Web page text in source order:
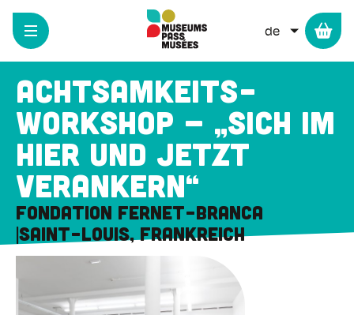
Direkt
Inhalt
WEITERE
Achtsamkeits-
Workshop – „Sich im
Hier und Jetzt
verankern“
Fondation Fernet-Branca
Saint-Louis, Frankreich